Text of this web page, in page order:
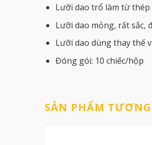
Lưỡi dao trổ làm từ
Lưỡi dao mỏng, rất sắc,
Lưỡi dao dùng thay thế
Đóng gói: 10 chiếc/hộp
SẢN PHẨM